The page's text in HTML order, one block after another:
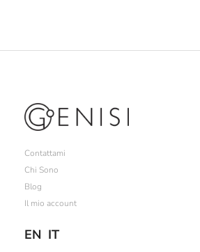
Contattami
Chi Sono
Blog
Il mio account
EN IT